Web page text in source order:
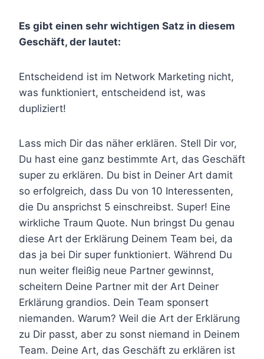
Es gibt einen sehr wichtigen Satz in diesem
Geschäft, der lautet:
Entscheidend ist im Network Marketing nicht,
was funktioniert, entscheidend ist, was
dupliziert!
Lass mich Dir das näher erklären. Stell Dir vor,
Du hast eine ganz bestimmte Art, das Geschäft
super zu erklären. Du bist in Deiner Art damit
so erfolgreich, dass Du von 10 Interessenten,
die Du ansprichst 5 einschreibst. Super! Eine
wirkliche Traum Quote. Nun bringst Du genau
diese Art der Erklärung Deinem Team bei, da
das ja bei Dir super funktioniert. Während Du
nun weiter fleißig neue Partner gewinnst,
scheitern Deine Partner mit der Art Deiner
Erklärung grandios. Dein Team sponsert
niemanden. Warum? Weil die Art der Erklärung
zu Dir passt, aber zu sonst niemand in Deinem
Team. Deine Art, das Geschäft zu erklären ist